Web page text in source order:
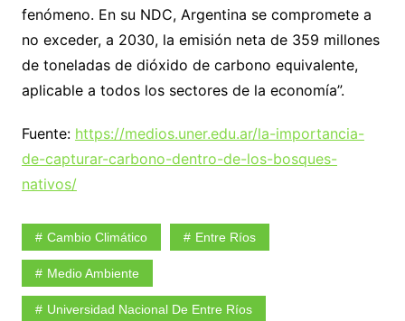
fenómeno. En su NDC, Argentina se compromete a
no exceder, a 2030, la emisión neta de 359 millones
de toneladas de dióxido de carbono equivalente,
aplicable a todos los sectores de la economía”.
Fuente: https://medios.uner.edu.ar/la-importancia-
de-capturar-carbono-dentro-de-los-bosques-
nativos/
Cambio Climático Entre Ríos
Medio Ambiente
Universidad Nacional De Entre Ríos